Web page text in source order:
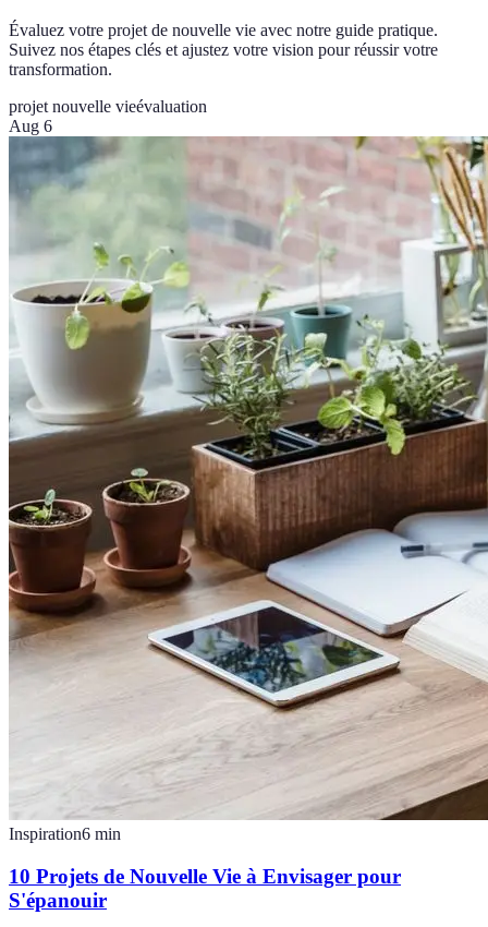
Évaluez votre projet de nouvelle vie avec notre guide pratique.
Suivez nos étapes clés et ajustez votre vision pour réussir votre
transformation.
projet nouvelle vieévaluation
Aug 6
Inspiration6 min
10 Projets de Nouvelle Vie à Envisager pour
S'épanouir